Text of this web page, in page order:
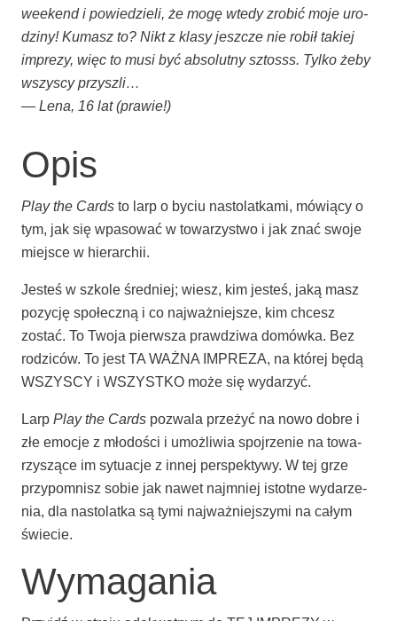
week­end i powie­dzie­li, że mogę wte­dy zro­bić moje uro­
dzi­ny! Kumasz to? Nikt z kla­sy jesz­cze nie robił takiej
impre­zy, więc to musi być abso­lut­ny sztosss. Tyl­ko żeby
wszy­scy przyszli…
— Lena, 16 lat (pra­wie!)
Opis
Play the Cards to larp o byciu nasto­lat­ka­mi, mówią­cy o
tym, jak się wpa­so­wać w towa­rzy­stwo i jak znać swo­je
miej­sce w hierarchii.
Jesteś w szko­le śred­niej; wiesz, kim jesteś, jaką masz
pozy­cję spo­łecz­ną i co naj­waż­niej­sze, kim chcesz
zostać. To Two­ja pierw­sza praw­dzi­wa domów­ka. Bez
rodzi­ców. To jest TA WAŻNA IMPREZA, na któ­rej będą
WSZYSCY i WSZYSTKO może się wydarzyć.
Larp Play the Cards pozwa­la prze­żyć na nowo dobre i
złe emo­cje z mło­do­ści i umoż­li­wia spoj­rze­nie na towa­
rzy­szą­ce im sytu­acje z innej per­spek­ty­wy. W tej grze
przy­po­mnisz sobie jak nawet naj­mniej istot­ne wyda­rze­
nia, dla nasto­lat­ka są tymi naj­waż­niej­szy­mi na całym
świecie.
Wymagania